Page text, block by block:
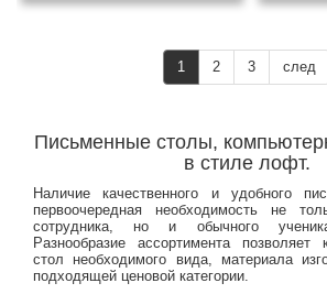
1 2 3 след
Письменные столы,
в стиле лофт.
Наличие качественного и удобного
первоочередная необходимость не
сотрудника, но и обычного
Разнообразие ассортимента позволяет
стол необходимого вида, материала
подходящей ценовой категории.